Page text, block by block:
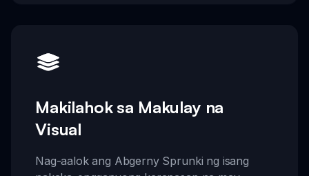
Makilahok sa Makulay na
Visual
Nag-aalok ang Abgerny Sprunki ng isang